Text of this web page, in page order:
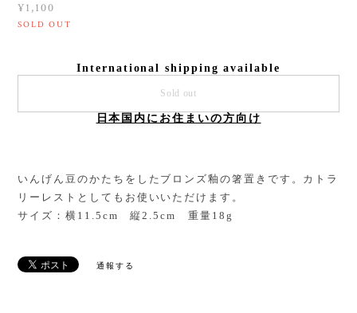
¥1,100
SOLD OUT
International shipping available
Sold out
日本国内にお住まいの方向け
いんげん豆のかたちをしたブロンズ釉の箸置きです。カトラ
リーレストとしてもお使いいただけます。
サイズ：横11.5cm 縦2.5cm 重量18g
通報する